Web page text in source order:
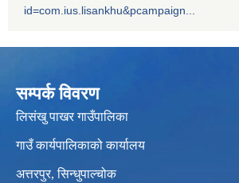
id=com.ius.lisankhu&pcampaign...
सम्पर्क विवरण
लिसंखु पाखर गाउँपालिका
गाउँ कार्यपालिकाको कार्यालय
अत्तरपुर, सिन्धुपाल्चोक